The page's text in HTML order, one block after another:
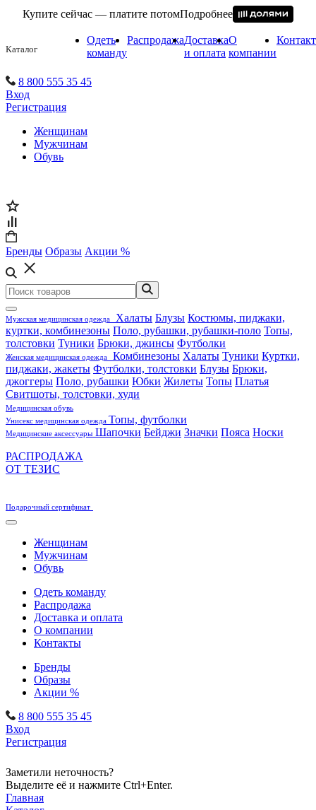
Купите сейчас — платите потомПодробнее
Каталог
Одеть
команду
РаспродажаДоставка
и оплата
О
компании
8 800 555 35 45
Вход
Регистрация
Женщинам
Мужчинам
Обувь
Бренды Образы Акции %
Мужская медицинская одежда Халаты Блузы Костюмы, пиджаки,
куртки, комбинезоны Поло, рубашки, рубашки-поло Топы,
толстовки Туники Брюки, джинсы Футболки
Женская медицинская одежда Комбинезоны Халаты Туники Куртки,
пиджаки, жакеты Футболки, толстовки Блузы Брюки,
джоггеры Поло, рубашки Юбки Жилеты Топы Платья
Свитшоты, толстовки, худи
Медицинская обувь
Унисекс медицинская одежда Топы, футболки
Медицинские аксессуары Шапочки Бейджи Значки Пояса Носки
РАСПРОДАЖА
ОТ ТЕЗИС
Подарочный сертификат
Женщинам
Мужчинам
Обувь
Одеть команду
Распродажа
Доставка и оплата
О компании
Контакты
Бренды
Образы
Акции %
8 800 555 35 45
Вход
Регистрация
Заметили неточность?
Выделите её и нажмите Ctrl+Enter.
Главная